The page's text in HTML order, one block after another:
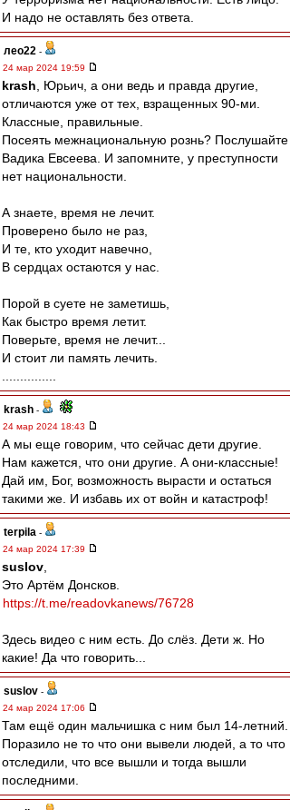
И надо не оставлять без ответа.
лео22 -
24 мар 2024 19:59
krash , Юрьич, а они ведь и правда другие,
отличаются уже от тех, взращенных 90-ми.
Классные, правильные.
Посеять межнациональную рознь? Послушайте
Вадика Евсеева. И запомните, у преступности
нет национальности.
А знаете, время не лечит.
Проверено было не раз,
И те, кто уходит навечно,
В сердцах остаются у нас.
Порой в суете не заметишь,
Как быстро время летит.
Поверьте, время не лечит...
И стоит ли память лечить.
krash -
24 мар 2024 18:43
А мы еще говорим, что сейчас дети другие.
Нам кажется, что они другие. А они-классные!
Дай им, Бог, возможность вырасти и остаться
такими же. И избавь их от войн и катастроф!
terpila -
24 мар 2024 17:39
suslov
Это Артём Донсков.
https://t.me/readovkanews/76728
Здесь видео с ним есть. До слёз. Дети ж. Но
какие! Да что говорить...
suslov -
24 мар 2024 17:06
Там ещё один мальчишка с ним был 14-летний.
Поразило не то что они вывели людей, а то что
отследили, что все вышли и тогда вышли
последними.